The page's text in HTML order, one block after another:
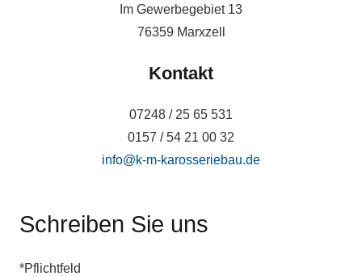
Im Gewerbegebiet 13
76359 Marxzell
Kontakt
07248 / 25 65 531
0157 / 54 21 00 32
info@k-m-karosseriebau.de
Schreiben Sie uns
*Pflichtfeld